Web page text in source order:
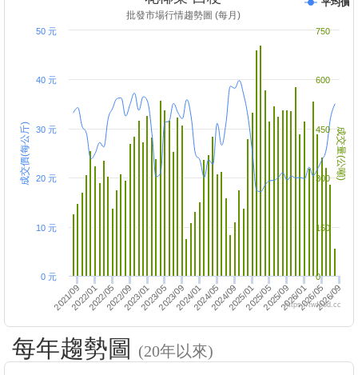
成交價(每公斤) 成交量(公噸)
批發市場行情趨勢圖 (每月)
平均價
2022/01 2023/01 2024/01 2025/01 2026/01
2021/09 2022/052022/09 2023/052023/09 2024/052024/09 2025/052025/09 2026/052026/09
0 元
10 元
20 元
30 元
40 元
50 元
0
150
300
450
600
750
https://twfood.cc
每年趨勢圖 (20年以來)